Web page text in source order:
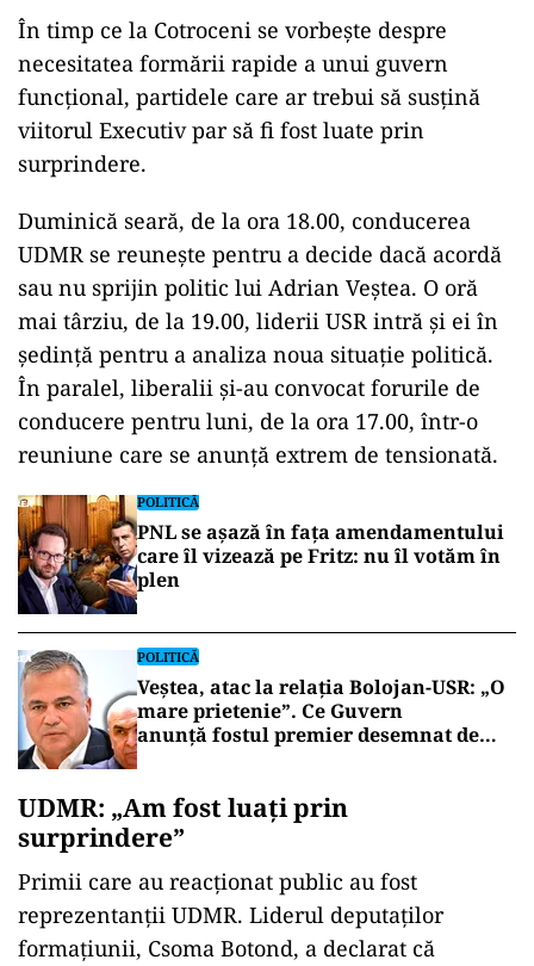
În timp ce la Cotroceni se vorbește despre
necesitatea formării rapide a unui guvern
funcțional, partidele care ar trebui să susțină
viitorul Executiv par să fi fost luate prin
surprindere.
Duminică seară, de la ora 18.00, conducerea
UDMR se reunește pentru a decide dacă acordă
sau nu sprijin politic lui Adrian Veștea. O oră
mai târziu, de la 19.00, liderii USR intră și ei în
ședință pentru a analiza noua situație politică.
În paralel, liberalii și-au convocat forurile de
conducere pentru luni, de la ora 17.00, într-o
reuniune care se anunță extrem de tensionată.
POLITICĂ
PNL se așază în fața amendamentului
care îl vizează pe Fritz: nu îl votăm în
plen
POLITICĂ
Veștea, atac la relația Bolojan-USR: „O
mare prietenie”. Ce Guvern
anunță fostul premier desemnat de
UDMR: „Am fost luați prin
surprindere”
Primii care au reacționat public au fost
reprezentanții UDMR. Liderul deputaților
formațiunii, Csoma Botond, a declarat că